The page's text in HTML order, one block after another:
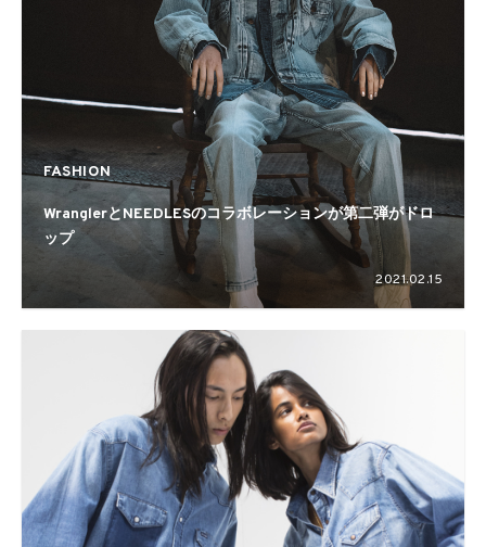
FASHION
WranglerとNEEDLESのコラボレーションが第二弾がドロ
ップ
2021.02.15